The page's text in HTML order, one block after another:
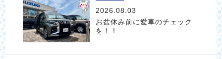
2026.08.03
お盆休み前に愛車のチェック
を！！